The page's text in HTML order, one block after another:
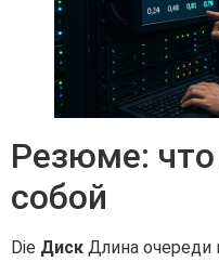
Резюме:
собой
Die Диск Длина очереди